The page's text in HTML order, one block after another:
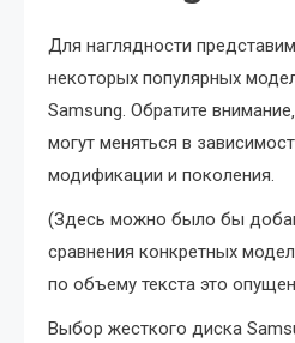
Для наглядности
некоторых популярных
Samsung. Обратите
могут меняться в
модификации и поколения.
(Здесь можно было бы
сравнения конкретных
по объему текста это
Выбор жесткого диска